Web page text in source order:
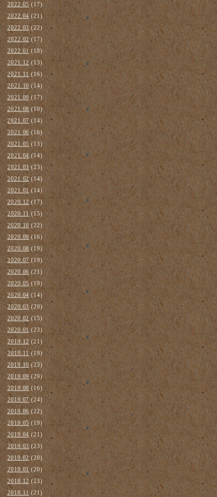
2022.05(17)
2022.04 (21)
2022.03(22)
2022.02(17)
2022.01 (18)
2021.12 (13)
2021.11(16)
2021.10(14)
2021.09(17)
2021.08(10)
2021.07(14)
2021.06(16)
2021.05(13)
2021.04(14)
2021.03(23)
2021.02(14)
2021.01(14)
2020.12(17)
2020.11 (15)
2020.10(22)
2020.09(16)
2020.08 (19)
2020.07(19)
2020.06(21)
2020.05 (19)
2020.04(14)
2020.03(20)
2020.02(15)
2020.01 (23)
2019.12(21)
2019.11(19)
2019.10(23)
2019.09(29)
2019.08(16)
2019.07 (24)
2019.06(22)
2019.05 (19)
2019.04(21)
2019.03(23)
2019.02(20)
2019.01 (20)
2018.12(23)
2018.11(21)